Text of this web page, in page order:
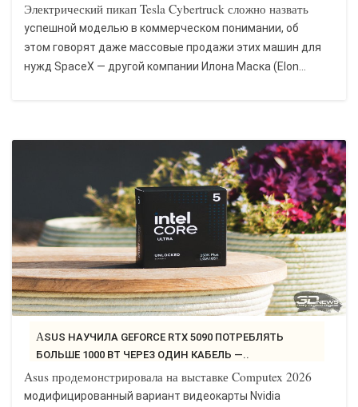
Электрический пикап Tesla Cybertruck сложно назвать
успешной моделью в коммерческом понимании, об
этом говорят даже массовые продажи этих машин для
нужд SpaceX — другой компании Илона Маска (Elon...
ASUS НАУЧИЛА GEFORCE RTX 5090 ПОТРЕБЛЯТЬ
БОЛЬШЕ 1000 ВТ ЧЕРЕЗ ОДИН КАБЕЛЬ —..
Asus продемонстрировала на выставке Computex 2026
модифицированный вариант видеокарты Nvidia